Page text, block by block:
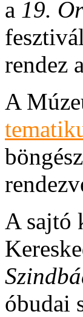
a 19.
rendez
A
A sajtó
óbudai